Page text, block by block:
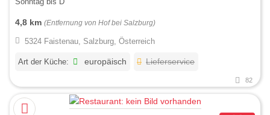
4,8 km (Entfernung von Hof bei Salzburg)
5324 Faistenau, Salzburg, Österreich
Art der Küche: europäisch Lieferservice
82